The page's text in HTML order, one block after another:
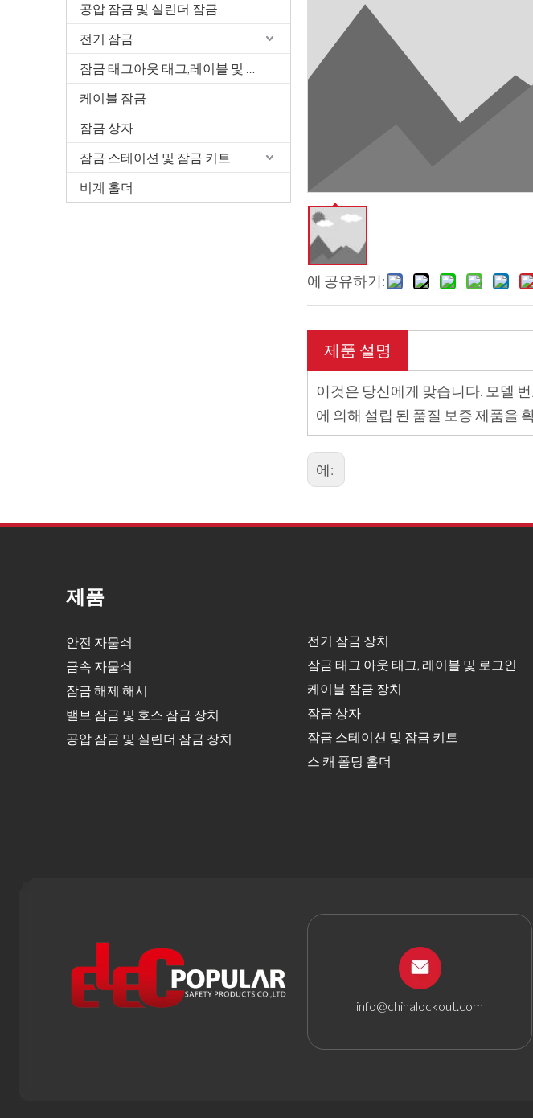
공압 잠금 및 실린더 잠금
전기 잠금
잠금 태그아웃 태그,레이블 및 서명
케이블 잠금
잠금 상자
잠금 스테이션 및 잠금 키트
비계 홀더
에 공유하기:
제품 설명
이것은 당신에게 맞습니다. 모델
에 의해 설립 된 품질 보증 제품을
에:
제품
안전 자물쇠
금속 자물쇠
잠금 해제 해시
밸브 잠금 및 호스 잠금 장치
공압 잠금 및 실린더 잠금 장치
전기 잠금 장치
잠금 태그 아웃 태그, 레이블 및 로그인
케이블 잠금 장치
잠금 상자
잠금 스테이션 및 잠금 키트
스 캐 폴딩 홀더
info@chinalockout.com